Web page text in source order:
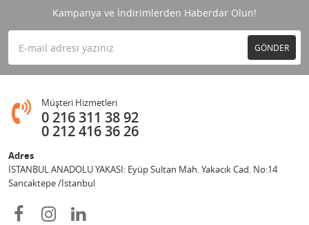
Kampanya ve İndirimlerden Haberdar Olun!
GÖNDER
Müşteri Hizmetleri
0 216 311 38 92
0 212 416 36 26
Adres
İSTANBUL ANADOLU YAKASI: Eyüp Sultan Mah. Yakacık Cad. No:14
Sancaktepe /İstanbul